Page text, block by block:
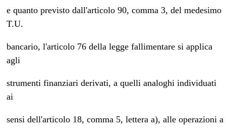
e quanto previsto dall'articolo 90, comma 3, del medesimo
T.U.
bancario, l'articolo 76 della legge fallimentare si applica
agli
strumenti finanziari derivati, a quelli analoghi individuati
ai
sensi dell'articolo 18, comma 5, lettera a), alle operazioni a